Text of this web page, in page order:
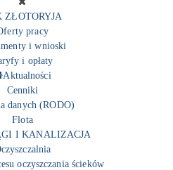
ZŁOTORYJA
pracy
i wnioski
i opłaty
Aktualności
Cenniki
danych (RODO)
Flota
I KANALIZACJA
oczyszczania ścieków